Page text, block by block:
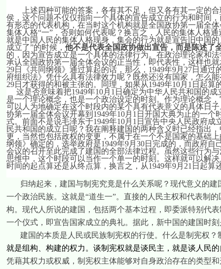
上述四种可能的答案，各有其不足，但又各有其一定的
侯，这个问题不仅仅指向一个具体的宣告成立的行为和时间
有形态的代表机构，在当时这个机构就是全国政协第一届全
集体人格“一”，否则如何代表呢？换言之，人民的集体人格
就是中国人民的集体人格现身，集会的行为就是宣告旧中国
成立了”的时候， 他不是代表全国政协做出宣告，而是陈述了
的，因为宣告成立是一个具体的法律行为。在政治理论家和
承认全国政协第一届全体会议的正当性，即代表性，这样也
29日 《共同纲领》通过算起的话，那么， 1949年9月 27日 通过
府组织法》凭什么具有法律效力呢？既然还没有国家，怎么
29日 才获得的和被主张的。同理，如果从1949年10月 1 日 起算
这是否意味着把1949年10月 1 日 确定为中华人民共和国的
是一个理论概念，也是一个政治设定的时刻。作为理论概念
可以人为地确定在这个时段内的某个具有代表意义的具体日
协第一届全体会议开幕到 1949年10月 1 日 开国大典为止的一个
式。前面不是说毛泽东于1949年10月 1 日 宣告中央人民政府成
民共和国的成立日呢？我在阐释建国的两种含义时已经指出
更，当然也包括政权的变更，不属于在一个不是国家的基础
纲领》确定的，选举政府是1949年9月 30日 完成的，而政府自
会议的召开至此完成了建国的全部法律过程。虽然这些行为
思维中，这个时段可以当作一个单一的时刻。这样就可以解
时间的起点算还是从终点算，换言之，从1949年9月 21 日 起算
归纳起来，建国与制宪究竟是什么关系呢？现代意义的
一个政治民族。这就是“道生一”。直接的人民主权和代表制
构。现代人所说的建国，包括两个基本过程，即委派特别代
一个仪式，即宣告国家成立的典礼。据此，新中国的建国时刻
建国的本质是人民或民族制宪权的行使。什么是制宪权？
就是组构、构建的权力。谈制宪权就是谈民主，就是谈人民
凭藉其权力或权威，制宪权主体能够对自身政治存在的类型